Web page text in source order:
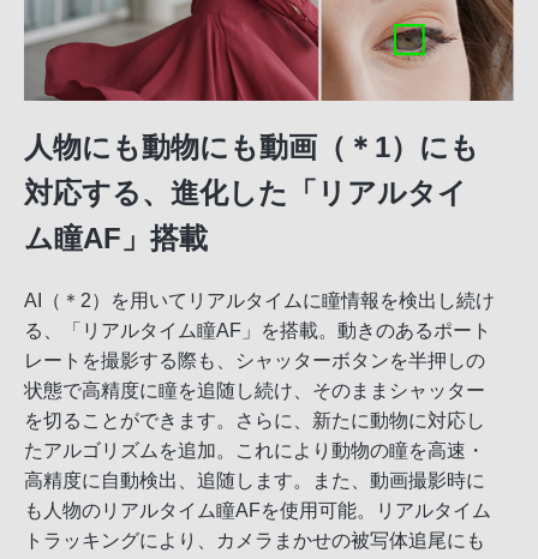
人物にも動物にも動画（＊1）にも
対応する、進化した「リアルタイ
ム瞳AF」搭載
AI（＊2）を用いてリアルタイムに瞳情報を検出し続け
る、「リアルタイム瞳AF」を搭載。動きのあるポート
レートを撮影する際も、シャッターボタンを半押しの
状態で高精度に瞳を追随し続け、そのままシャッター
を切ることができます。さらに、新たに動物に対応し
たアルゴリズムを追加。これにより動物の瞳を高速・
高精度に自動検出、追随します。また、動画撮影時に
も人物のリアルタイム瞳AFを使用可能。リアルタイム
トラッキングにより、カメラまかせの被写体追尾にも